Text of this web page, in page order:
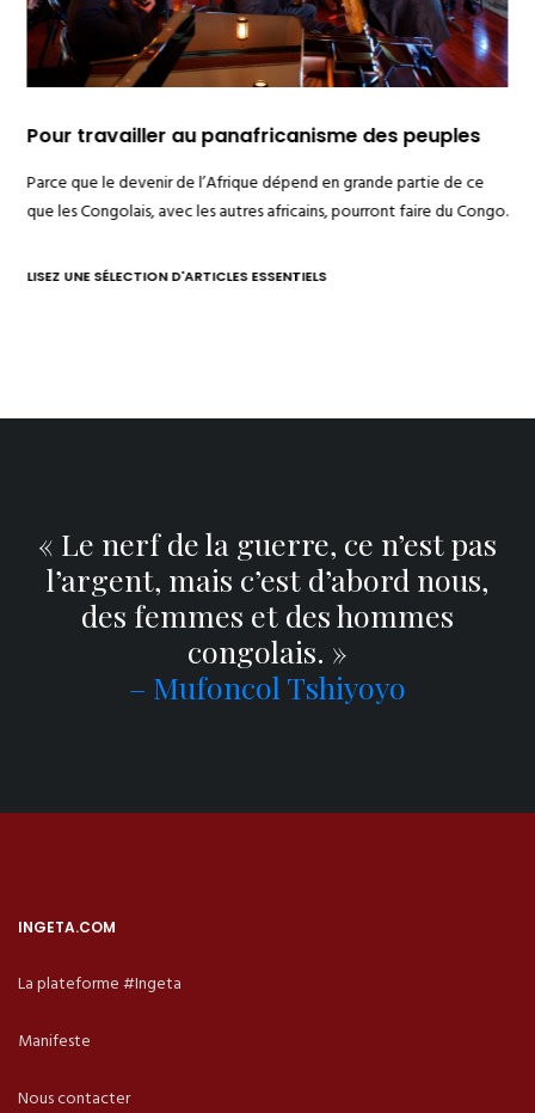
Previous
Pour travailler au panafricanisme des peuples
Parce que le devenir de l’Afrique dépend en grande partie de ce
que les Congolais, avec les autres africains, pourront faire du Congo.
LISEZ UNE SÉLECTION D'ARTICLES ESSENTIELS
« Le nerf de la guerre, ce n’est pas
l’argent, mais c’est d’abord nous,
des femmes et des hommes
congolais. »
– Mufoncol Tshiyoyo
INGETA.COM
La plateforme #Ingeta
Manifeste
Nous contacter